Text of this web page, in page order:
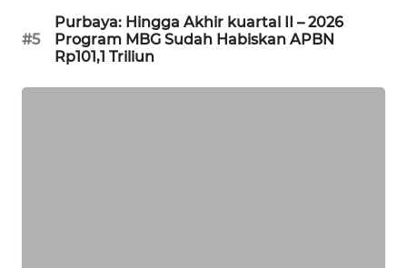
#5
Purbaya: Hingga Akhir kuartal II – 2026
Program MBG Sudah Habiskan APBN
Rp101,1 Triliun
FORJASIDA
TAMBANG